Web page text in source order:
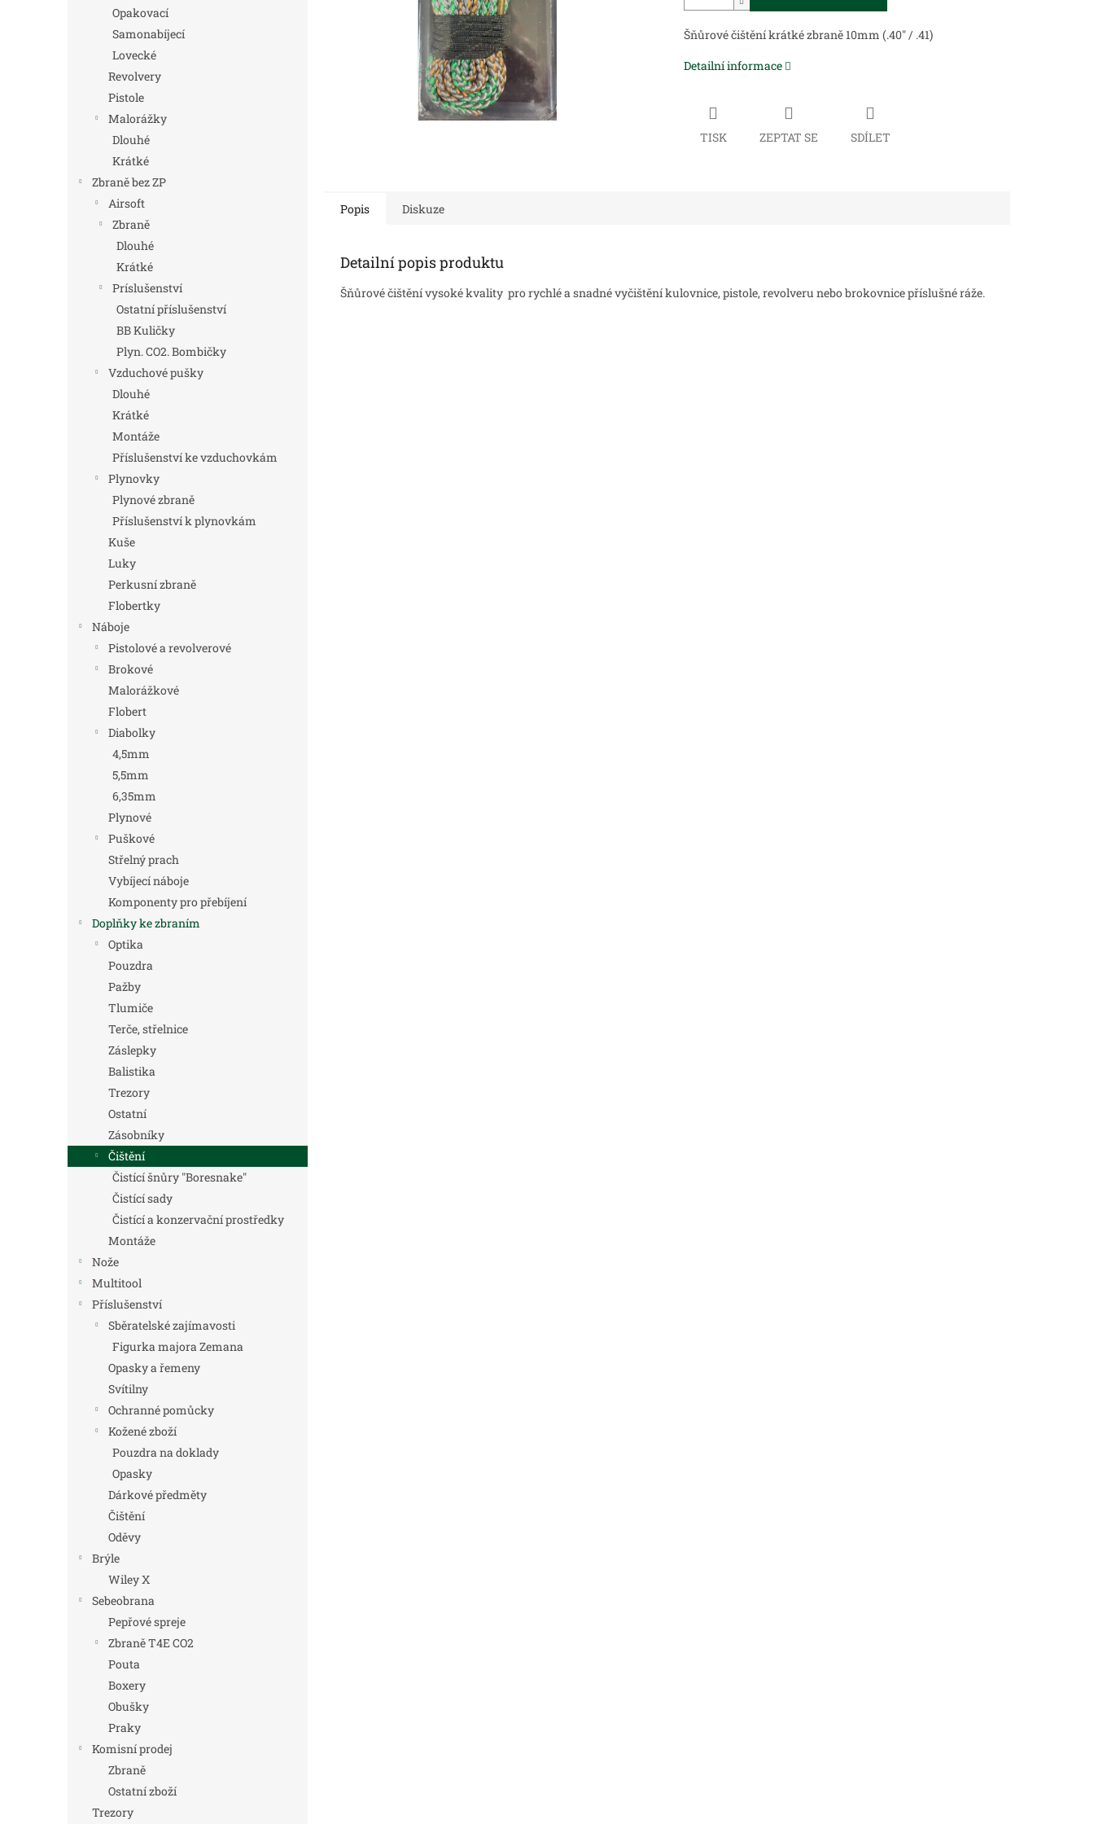
Opakovací
Samonabíjecí
Lovecké
Revolvery
Pistole
Malorážky
Dlouhé
Krátké
Zbraně bez ZP
Airsoft
Zbraně
Dlouhé
Krátké
Príslušenství
Ostatní příslušenství
BB Kuličky
Plyn. CO2. Bombičky
Vzduchové pušky
Dlouhé
Krátké
Montáže
Příslušenství ke vzduchovkám
Plynovky
Plynové zbraně
Příslušenství k plynovkám
Kuše
Luky
Perkusní zbraně
Flobertky
Náboje
Pistolové a revolverové
Brokové
Malorážkové
Flobert
Diabolky
4,5mm
5,5mm
6,35mm
Plynové
Puškové
Střelný prach
Vybíjecí náboje
Komponenty pro přebíjení
Doplňky ke zbraním
Optika
Pouzdra
Pažby
Tlumiče
Terče, střelnice
Záslepky
Balistika
Trezory
Ostatní
Zásobníky
Čištění
Čistící šnůry "Boresnake"
Čistící sady
Čistící a konzervační prostředky
Montáže
Nože
Multitool
Příslušenství
Sběratelské zajímavosti
Figurka majora Zemana
Opasky a řemeny
Svítilny
Ochranné pomůcky
Kožené zboží
Pouzdra na doklady
Opasky
Dárkové předměty
Čištění
Oděvy
Brýle
Wiley X
Sebeobrana
Pepřové spreje
Zbraně T4E CO2
Pouta
Boxery
Obušky
Praky
Komisní prodej
Zbraně
Ostatní zboží
Trezory
Šňůrové čištění krátké zbraně 10mm (.40" / .41)
Detailní informace
TISK ZEPTAT SE SDÍLET
Popis Diskuze
Detailní popis produktu
Šňůrové čištění vysoké kvality pro rychlé a snadné vyčištění kulovnice, pistole, revolveru nebo brokovnice příslušné ráže.